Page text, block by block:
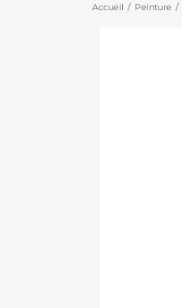
Accueil Peinture